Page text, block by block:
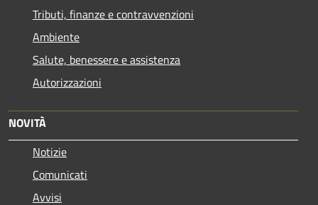
Tributi, finanze e contravvenzioni
Ambiente
Salute, benessere e assistenza
Autorizzazioni
NOVITÀ
Notizie
Comunicati
Avvisi